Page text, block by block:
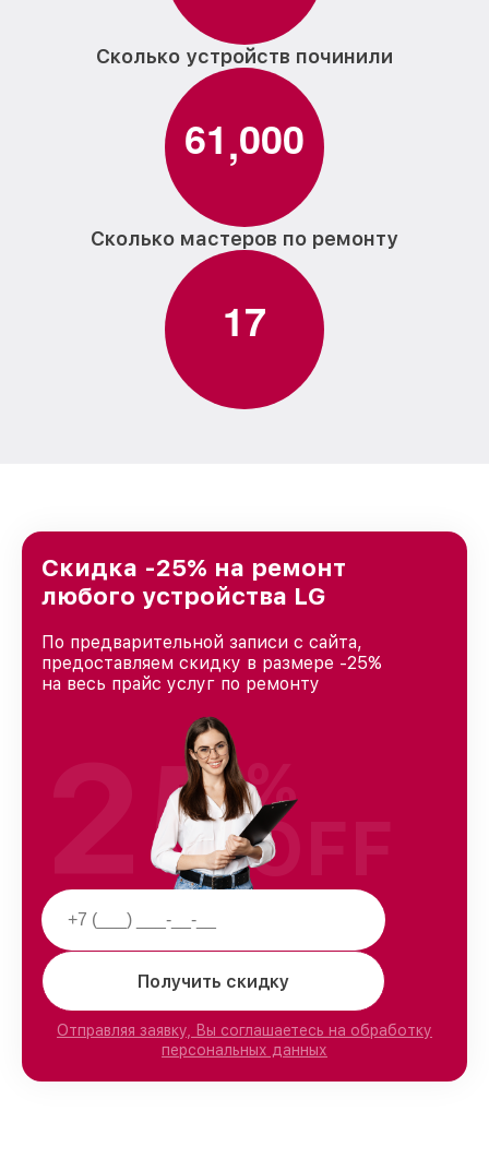
Сколько устройств починили
61,000
Сколько мастеров по ремонту
17
Скидка -25% на ремонт
любого устройства LG
По предварительной записи с сайта,
предоставляем скидку в размере -25%
на весь прайс услуг по ремонту
Получить скидку
Отправляя заявку, Вы соглашаетесь на обработку
персональных данных
25%
OFF